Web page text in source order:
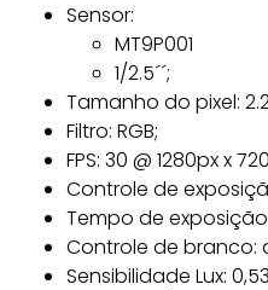
Sensor:
MT9P001
1/2.5´´;
Tamanho do pixel:
Filtro: RGB;
FPS: 30 @ 1280px x
Controle de
Tempo de exposição:
Controle de branco:
Sensibilidade Lux: